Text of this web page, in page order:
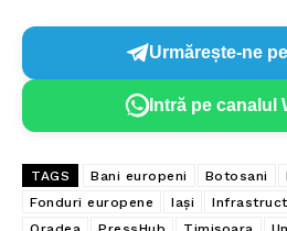
Urmărește-ne
Intră pe canalul
TAGS Bani europeni Botosani
Fonduri europene
Iași